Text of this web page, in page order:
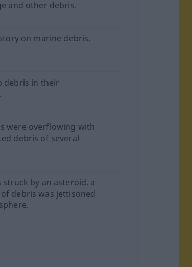
and other debris.
on marine debris.
debris in their
were overflowing with
debris of several
struck by an asteroid, a
debris was jettisoned